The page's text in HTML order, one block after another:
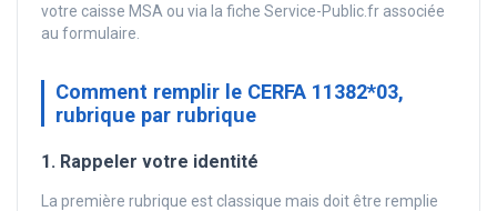
votre caisse MSA ou via la fiche Service-Public.fr associée
au formulaire.
Comment remplir le CERFA 11382*03,
rubrique par rubrique
1. Rappeler votre identité
La première rubrique est classique mais doit être remplie